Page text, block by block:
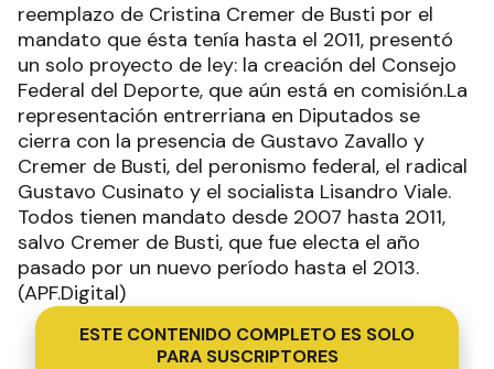
reemplazo de Cristina Cremer de Busti por el
mandato que ésta tenía hasta el 2011, presentó
un solo proyecto de ley: la creación del Consejo
Federal del Deporte, que aún está en comisión.La
representación entrerriana en Diputados se
cierra con la presencia de Gustavo Zavallo y
Cremer de Busti, del peronismo federal, el radical
Gustavo Cusinato y el socialista Lisandro Viale.
Todos tienen mandato desde 2007 hasta 2011,
salvo Cremer de Busti, que fue electa el año
pasado por un nuevo período hasta el 2013.
(APF.Digital)
ESTE CONTENIDO COMPLETO ES SOLO
PARA SUSCRIPTORES